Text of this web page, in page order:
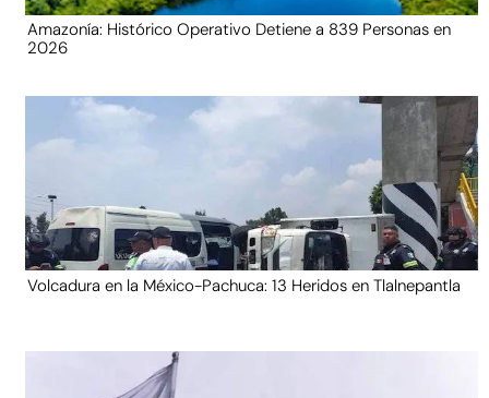
Amazonía: Histórico Operativo Detiene a 839 Personas en
2026
Volcadura en la México-Pachuca: 13 Heridos en Tlalnepantla